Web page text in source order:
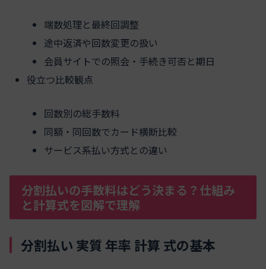
端数処理と最終回調整
途中返済や回数変更の扱い
会員サイトでの照会・手続き可否と期日
役立つ比較観点
回数別の総手数料
同額・同回数でカード横断比較
サービス系払い方式との違い
分割払いの手数料はどう決まる？仕組み
と計算式を図解で理解
分割払い 実質 年率 計算 式の基本